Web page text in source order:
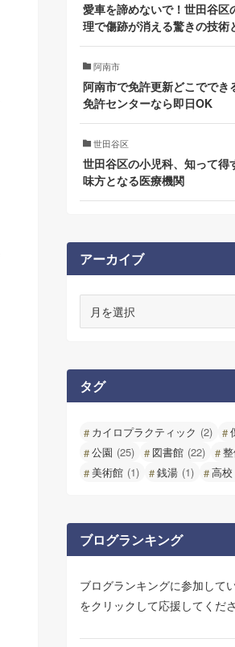
愛車を諦めないで！世田谷区
理で傷跡が消える驚きの技術
阿南市
阿南市で免許更新どこででき
免許センターなら即日OK
世田谷区
世田谷区の小児科、知って得
味方となる医療機関
アーカイブ
ブ
タグ
カイロプラクティック (2)
公園 (25) 図書館 (22)
美術館 (1) 銭湯 (1) 高校
ブログランキング
ブログランキングに参加して
をクリックして応援してくだ